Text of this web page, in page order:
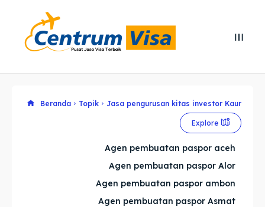
Cari
Cari
Explore our destinations
Explore our destinations
Beranda Topik Jasa pengurusan kitas investor Kaur
Explore
Agen pembuatan paspor aceh
Agen pembuatan paspor Alor
Agen pembuatan paspor ambon
Agen pembuatan paspor Asmat